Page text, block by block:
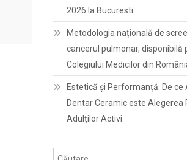
2026 la Bucuresti
Metodologia națională de
cancerul pulmonar, disponibilă
Colegiului Medicilor din
Estetică și Performanță: De ce
Dentar Ceramic este Alegerea
Adulților Activi